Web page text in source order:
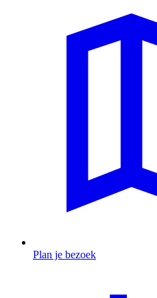
Plan je bezoek